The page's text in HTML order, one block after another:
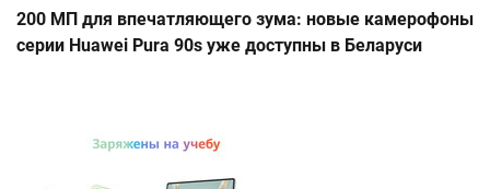
200 МП для впечатляющего зума: новые камерофоны
серии Huawei Pura 90s уже доступны в Беларуси